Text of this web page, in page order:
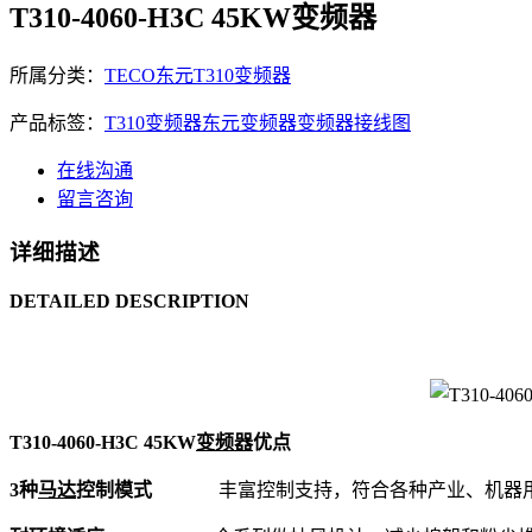
T310-4060-H3C 45KW变频器
所属分类： TECO东元T310变频器
产品标签： T310变频器东元变频器变频器接线图
在线沟通
留言咨询
详细描述
DETAILED DESCRIPTION
T310-4060-H3C 45KW变频器优点
3种马达控制模式 丰富控制支持，符合各种产业、机器